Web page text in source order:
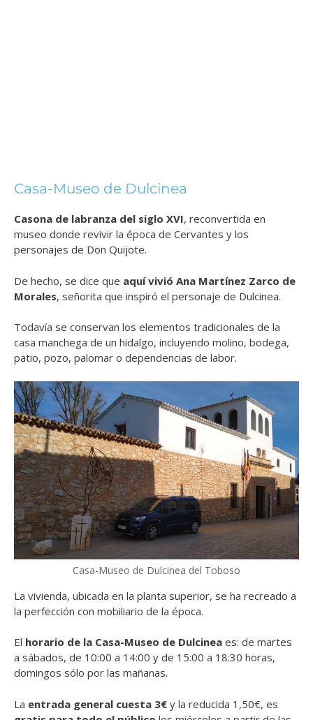
Casa-Museo de Dulcinea
Casona de labranza del siglo XVI, reconvertida en
museo donde revivir la época de Cervantes y los
personajes de Don Quijote.
De hecho, se dice que aquí vivió Ana Martínez Zarco de
Morales, señorita que inspiró el personaje de Dulcinea.
Todavía se conservan los elementos tradicionales de la
casa manchega de un hidalgo, incluyendo molino, bodega,
patio, pozo, palomar o dependencias de labor.
Casa-Museo de Dulcinea del Toboso
La vivienda, ubicada en la planta superior, se ha recreado a
la perfección con mobiliario de la época.
El horario de la Casa-Museo de Dulcinea es: de martes
a sábados, de 10:00 a 14:00 y de 15:00 a 18:30 horas,
domingos sólo por las mañanas.
La entrada general cuesta 3€ y la reducida 1,50€, es